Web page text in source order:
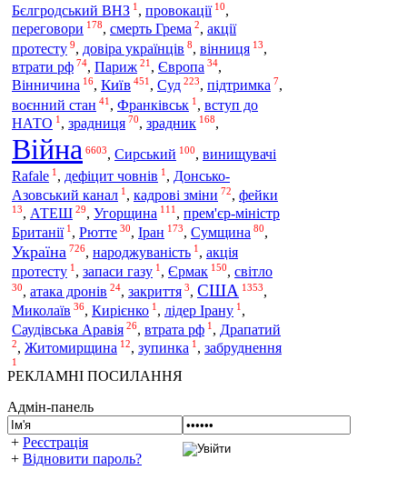
Бєлгродський ВНЗ 1 , провокації 10,
переговори 178, смерть Грема 2, акції
протесту 9, довіра українців 8, вінниця 13,
втрати рф 74, Париж 21 , Європа 34,
Вінничина 16, Київ 451 , Суд 223, підтримка 7,
воєнний стан 41 , Франківськ 1 , вступ до
НАТО 1 , зрадниця 70, зрадник 168,
Війна 6603, Сирський 100, винищувачі
Rafale 1 , дефіцит човнів 1 , Донсько-
Азовський канал 1 , кадрові зміни 72, фейки
13, АТЕШ 29, Угорщина 111 , прем'єр-міністр
Британії 1 , Рютте 30, Іран 173, Сумщина 80,
Україна 726, народжуваність 1 , акція
протесту 1 , запаси газу 1 , Єрмак 150, світло
30, атака дронів 24, закриття 3, США 1353,
Миколаїв 36, Кирієнко 1 , лідер Ірану 1 ,
Саудівська Аравія 26, втрата рф 1 , Драпатий
2, Житомирщина 12, зупинка 1 , забруднення
1
РЕКЛАМНІ ПОСИЛАННЯ
Адмін-панель
+ Реєстрація
+ Відновити пароль?